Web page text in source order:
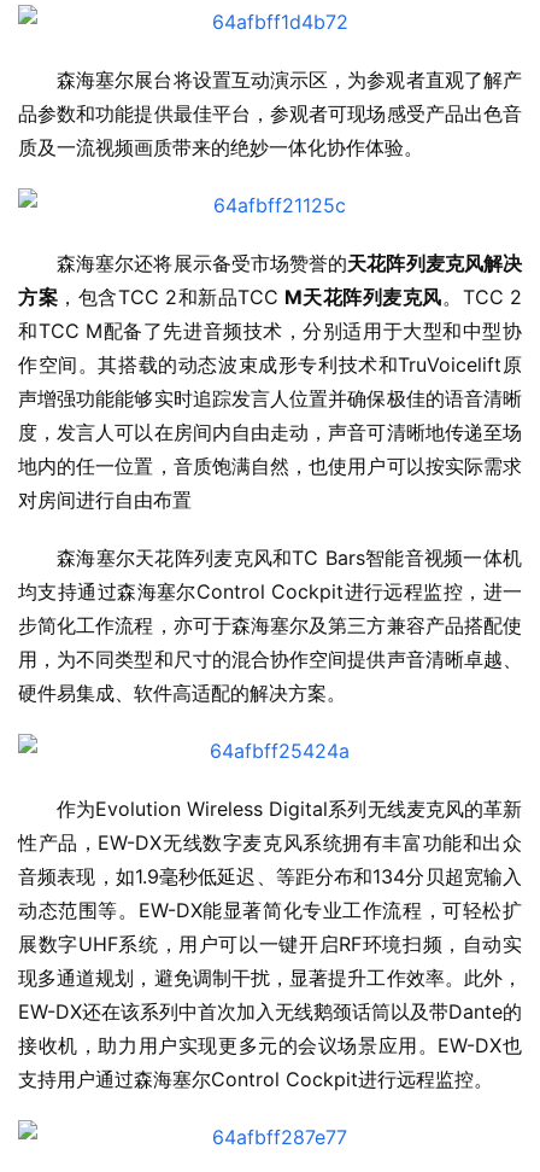
森海塞尔展台将设置互动演示区，为参观者直观了解产
品参数和功能提供最佳平台，参观者可现场感受产品出色音
质及一流视频画质带来的绝妙一体化协作体验。
森海塞尔还将展示备受市场赞誉的天花阵列麦克风解决
方案 ，包含TCC 2和新品TCC M天花阵列麦克风。TCC 2
和TCC M配备了先进音频技术，分别适用于大型和中型协
作空间。其搭载的动态波束成形专利技术和TruVoicelift原
声增强功能能够实时追踪发言人位置并确保极佳的语音清晰
度，发言人可以在房间内自由走动，声音可清晰地传递至场
地内的任一位置，音质饱满自然，也使用户可以按实际需求
对房间进行自由布置
森海塞尔天花阵列麦克风和TC Bars智能音视频一体机
均支持通过森海塞尔Control Cockpit进行远程监控，进一
步简化工作流程，亦可于森海塞尔及第三方兼容产品搭配使
用，为不同类型和尺寸的混合协作空间提供声音清晰卓越、
硬件易集成、软件高适配的解决方案。
作为Evolution Wireless Digital系列无线麦克风的革新
性产品，EW-DX无线数字麦克风系统拥有丰富功能和出众
音频表现，如1.9毫秒低延迟、等距分布和134分贝超宽输入
动态范围等。EW-DX能显著简化专业工作流程，可轻松扩
展数字UHF系统，用户可以一键开启RF环境扫频，自动实
现多通道规划，避免调制干扰，显著提升工作效率。此外，
EW-DX还在该系列中首次加入无线鹅颈话筒以及带Dante的
接收机，助力用户实现更多元的会议场景应用。EW-DX也
支持用户通过森海塞尔Control Cockpit进行远程监控。